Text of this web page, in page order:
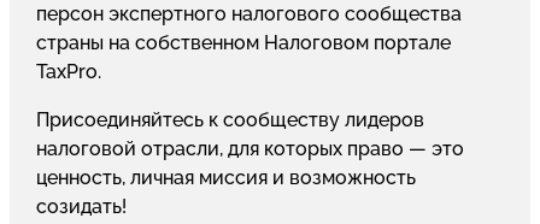
персон экспертного налогового сообщества
страны на собственном Налоговом портале
TaxPro.
Присоединяйтесь к сообществу лидеров
налоговой отрасли, для которых право — это
ценность, личная миссия и возможность
созидать!